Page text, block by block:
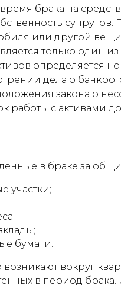
брака на
или другой
только один из
определяется
дела о
закона о
работы с активами
в браке за
участки;
бумаги.
вокруг
в период